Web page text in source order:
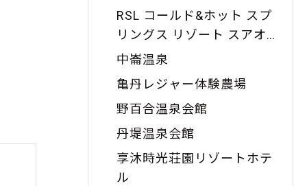
RSL コールド&ホット スプ
リングス リゾート スアオ
(RSL Cold & Hot Springs
中崙温泉
亀丹レジャー体験農場
野百合温泉会館
丹堤温泉会館
享沐時光荘園リゾートホテ
ル